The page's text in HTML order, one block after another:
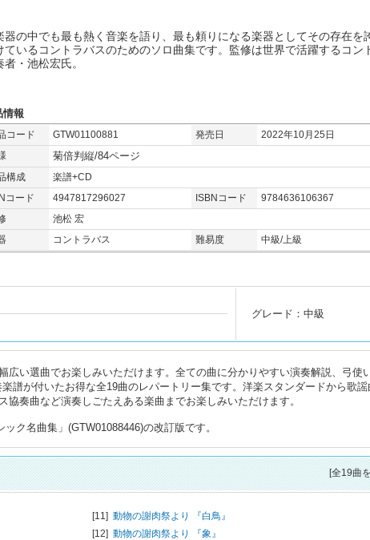
器の中でも最も熱く音楽を語り、最も頼りになる楽器としてその存在を
ているコントラバスのためのソロ曲集です。監修は世界で活躍するコン
者・池松宏氏。
情報
コード GTW01100881 発売日
2022年10月25日
菊倍判縦/84ページ
構成
楽譜+CD
コード
4947817296027 ISBNコード
9784636106367
池松 宏
コントラバス 難易度 中級/上級
グレード：中級
広い選曲でお楽しみいただけます。全ての曲に分かりやすい演奏解説、弓使
譜が付いたお得な全19曲のレパートリー集です。洋楽スタンダードから歌謡
奏曲など演奏しごたえある楽曲までお楽しみいただけます。
名曲集」(GTW01088446)の改訂版です。
[全19曲
[11] 動物の謝肉祭より 『白鳥』
[12] 動物の謝肉祭より 『象』